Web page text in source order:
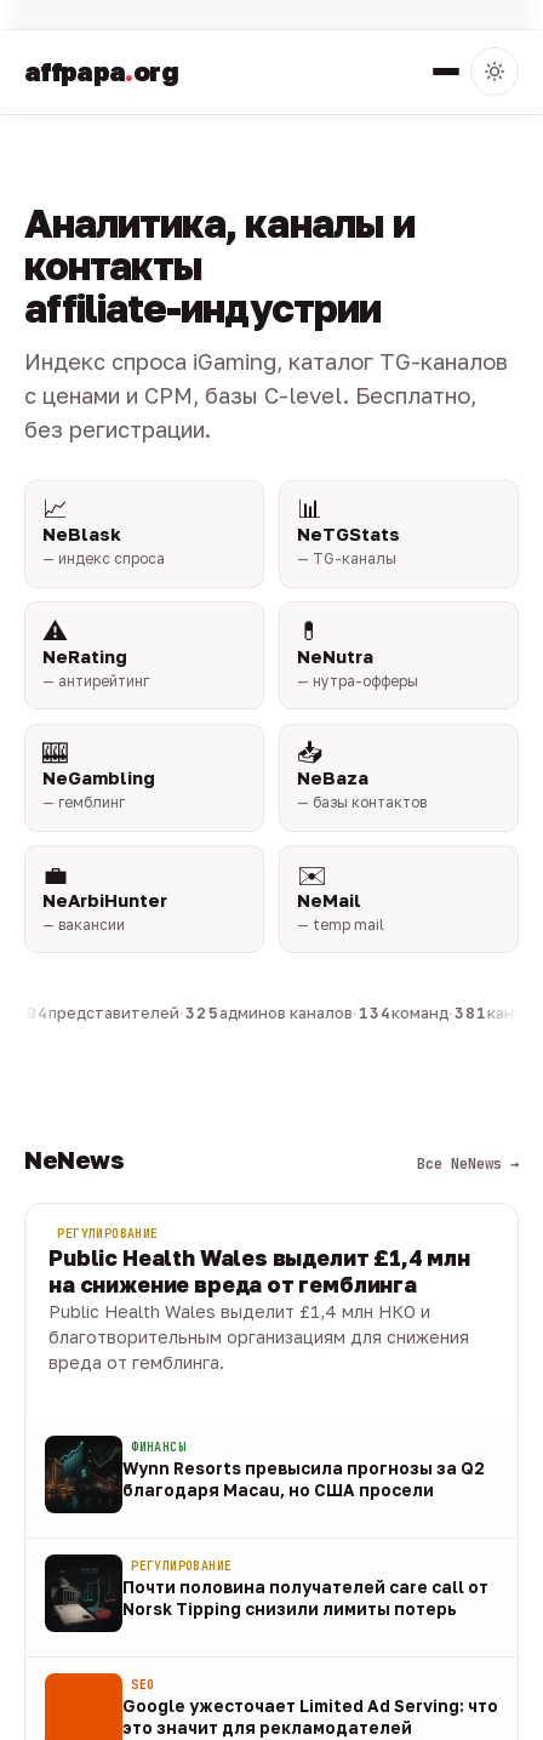
affpapa.org
Аналитика, каналы и
контакты
affiliate-индустрии
Индекс спроса iGaming, каталог TG-каналов
с ценами и CPM, базы C-level. Бесплатно,
без регистрации.
📈
NeBlask
— индекс спроса
📊
NeTGStats
— TG-каналы
⚠️
NeRating
— антирейтинг
💊
NeNutra
— нутра-офферы
🎰
NeGambling
— гемблинг
📥
NeBaza
— базы контактов
💼
NeArbiHunter
— вакансии
✉️
NeMail
— temp mail
804представителей·325 админов каналов·134команд·381
NeNews Все NeNews →
РЕГУЛИРОВАНИЕ
Public Health Wales выделит £1,4 млн
на снижение вреда от гемблинга
Public Health Wales выделит £1,4 млн НКО и
благотворительным организациям для снижения
вреда от гемблинга.
ФИНАНСЫ
Wynn Resorts превысила прогнозы за Q2
благодаря Macau, но США просели
РЕГУЛИРОВАНИЕ
Почти половина получателей care call от
Norsk Tipping снизили лимиты потерь
SEO
Google ужесточает Limited Ad Serving: что
это значит для рекламодателей